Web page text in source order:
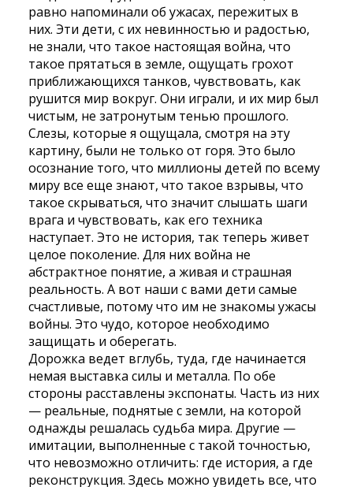
равно напоминали об ужасах, пережитых в
них. Эти дети, с их невинностью и радостью,
не знали, что такое настоящая война, что
такое прятаться в земле, ощущать грохот
приближающихся танков, чувствовать, как
рушится мир вокруг. Они играли, и их мир был
чистым, не затронутым тенью прошлого.
Слезы, которые я ощущала, смотря на эту
картину, были не только от горя. Это было
осознание того, что миллионы детей по всему
миру все еще знают, что такое взрывы, что
такое скрываться, что значит слышать шаги
врага и чувствовать, как его техника
наступает. Это не история, так теперь живет
целое поколение. Для них война не
абстрактное понятие, а живая и страшная
реальность. А вот наши с вами дети самые
счастливые, потому что им не знакомы ужасы
войны. Это чудо, которое необходимо
защищать и оберегать.
Дорожка ведет вглубь, туда, где начинается
немая выставка силы и металла. По обе
стороны расставлены экспонаты. Часть из них
— реальные, поднятые с земли, на которой
однажды решалась судьба мира. Другие —
имитации, выполненные с такой точностью,
что невозможно отличить: где история, а где
реконструкция. Здесь можно увидеть все, что